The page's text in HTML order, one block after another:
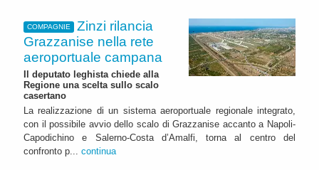
COMPAGNIE
Zinzi rilancia
Grazzanise nella rete
aeroportuale campana
Il deputato leghista chiede alla
Regione una scelta sullo scalo
casertano
La realizzazione di un sistema aeroportuale regionale integrato,
con il possibile avvio dello scalo di Grazzanise accanto a Napoli-
Capodichino e Salerno-Costa d’Amalfi, torna al centro del
confronto p... continua